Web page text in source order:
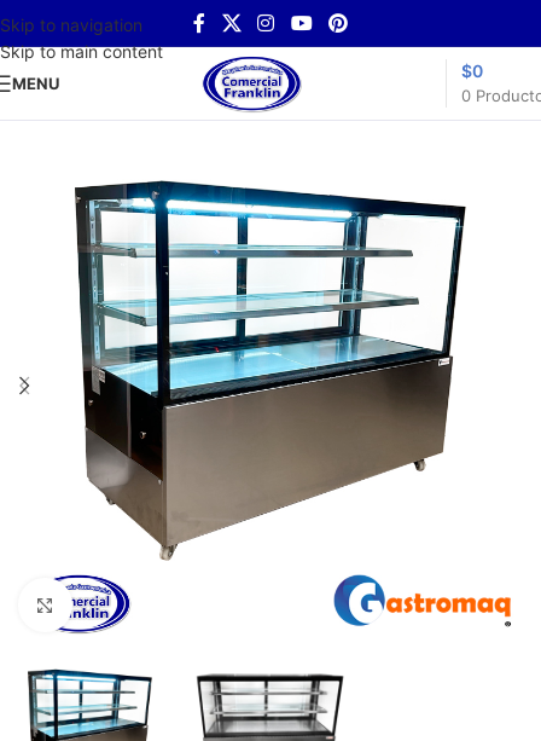
Skip to navigation
Skip to main content
MENU
0
$0
Haga clic para ampliar